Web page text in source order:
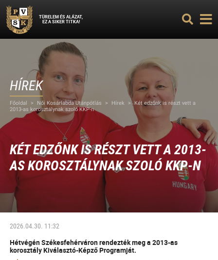
TÜRELEM ÉS ALÁZAT,
EZ A SIKER TITKA!
HÍREK
Főoldal > Női Kosárlabda Utánpótlás > Hírek >
Két edzőnk is részt vett a
2013-as korosztálynak szoló KKP-n
KÉT EDZŐNK IS RÉSZT VETT A 2013-
AS KOROSZTÁLYNAK SZOLÓ KKP-N
2026.04.30. 11:32
Hétvégén Székesfehérváron rendezték meg a 2013-as
korosztály Kiválasztó-Képző Programját.